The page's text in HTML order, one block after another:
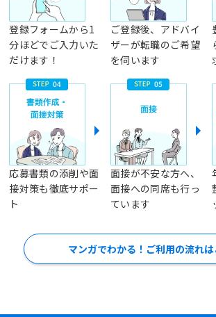
登録フォームから1
分ほどでご入力いた
だけます！
ご登録後、アドバイ
ザーが転職のご希望
を伺います
応募書類の添削や面
接対策も徹底サポー
ト
面接が不安な方へ、
面接への同席も行っ
ています
マンガでわかる！ご利用の流れは